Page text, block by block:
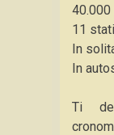
11 stati
In
In
Ti